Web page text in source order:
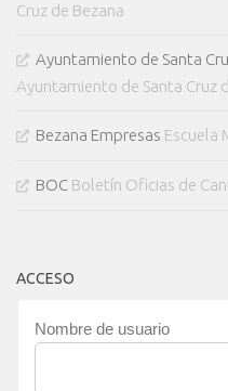
Cruz de Bezana
Ayuntamiento de Santa
Ayuntamiento de Santa Cruz
Bezana Empresas Escuela
BOC Boletín Oficias de
ACCESO
Nombre de usuario